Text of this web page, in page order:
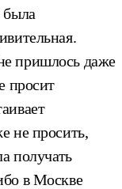
была
пришлось даже
просит
не просить,
получать
в Москве